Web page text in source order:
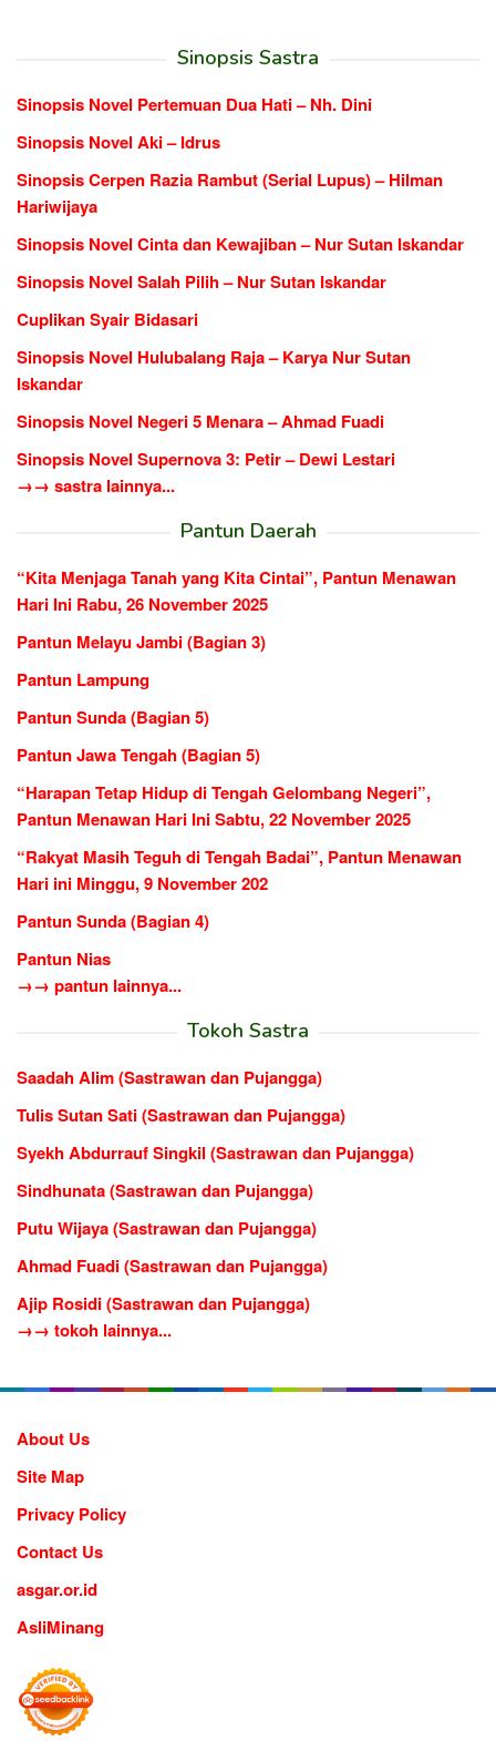
Sinopsis Sastra
Sinopsis Novel Pertemuan Dua Hati – Nh. Dini
Sinopsis Novel Aki – Idrus
Sinopsis Cerpen Razia Rambut (Serial Lupus) – Hilman
Hariwijaya
Sinopsis Novel Cinta dan Kewajiban – Nur Sutan Iskandar
Sinopsis Novel Salah Pilih – Nur Sutan Iskandar
Cuplikan Syair Bidasari
Sinopsis Novel Hulubalang Raja – Karya Nur Sutan
Iskandar
Sinopsis Novel Negeri 5 Menara – Ahmad Fuadi
Sinopsis Novel Supernova 3: Petir – Dewi Lestari
→→ sastra lainnya...
Pantun Daerah
“Kita Menjaga Tanah yang Kita Cintai”, Pantun Menawan
Hari Ini Rabu, 26 November 2025
Pantun Melayu Jambi (Bagian 3)
Pantun Lampung
Pantun Sunda (Bagian 5)
Pantun Jawa Tengah (Bagian 5)
“Harapan Tetap Hidup di Tengah Gelombang Negeri”,
Pantun Menawan Hari Ini Sabtu, 22 November 2025
“Rakyat Masih Teguh di Tengah Badai”, Pantun Menawan
Hari ini Minggu, 9 November 202
Pantun Sunda (Bagian 4)
Pantun Nias
→→ pantun lainnya...
Tokoh Sastra
Saadah Alim (Sastrawan dan Pujangga)
Tulis Sutan Sati (Sastrawan dan Pujangga)
Syekh Abdurrauf Singkil (Sastrawan dan Pujangga)
Sindhunata (Sastrawan dan Pujangga)
Putu Wijaya (Sastrawan dan Pujangga)
Ahmad Fuadi (Sastrawan dan Pujangga)
Ajip Rosidi (Sastrawan dan Pujangga)
→→ tokoh lainnya...
About Us
Site Map
Privacy Policy
Contact Us
asgar.or.id
AsliMinang